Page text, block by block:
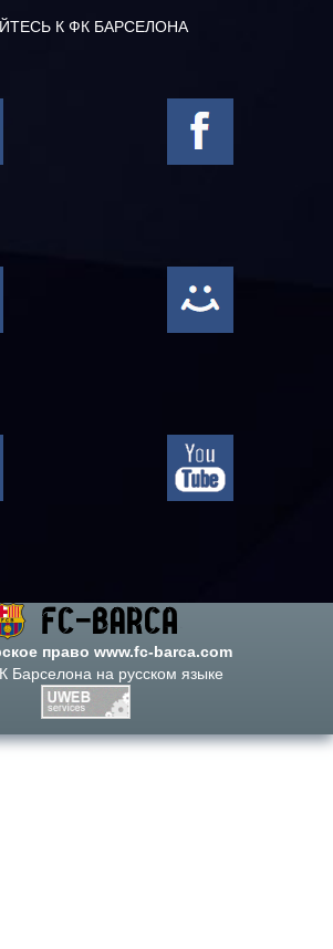
К ФК БАРСЕЛОНА
право www.fc-barca.com
Барселона на русском языке